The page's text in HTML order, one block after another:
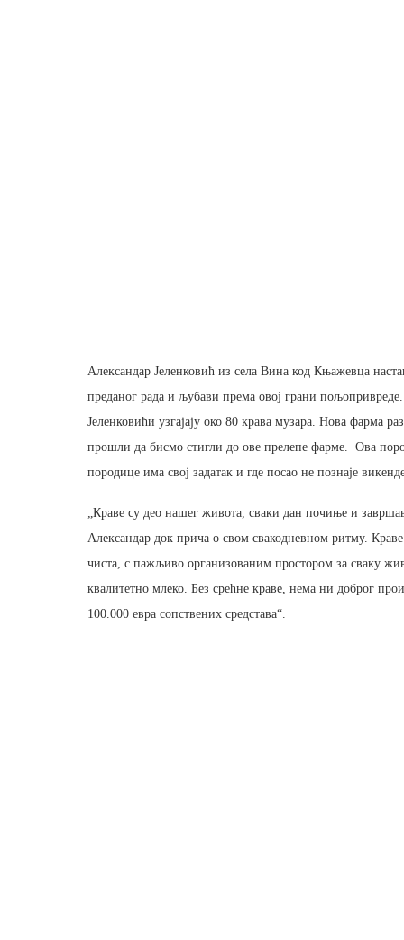
Александар Јеленковић из села Вина код Књажевца
преданог рада и љубави према овој грани
Јеленковићи узгајају око 80 крава музара. Нова фарма
прошли да бисмо стигли до ове прелепе фарме. Ова
породице има свој задатак и где посао не познаје
„Краве су део нашег живота, сваки дан почиње и
Александар док прича о свом свакодневном ритму.
чиста, с пажљиво организованим простором за сваку
квалитетно млеко. Без срећне краве, нема ни доброг
100.000 евра сопствених средстава“.